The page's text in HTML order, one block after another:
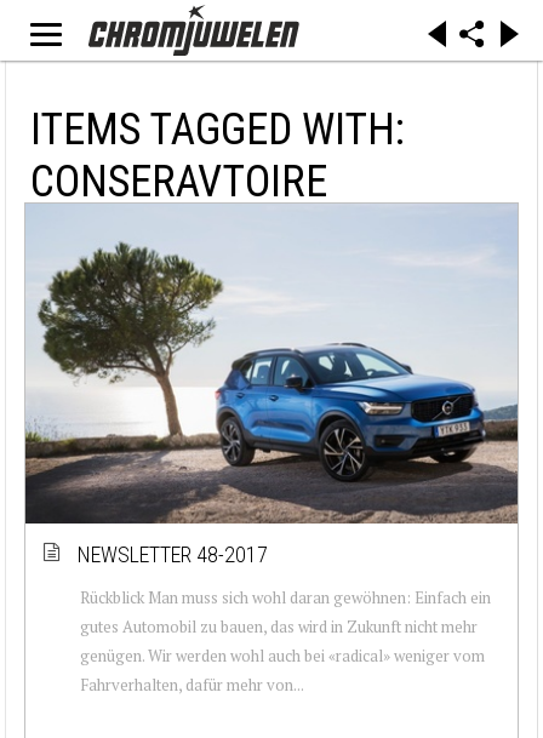
ITEMS TAGGED WITH:
CONSERAVTOIRE
NEWSLETTER 48-2017
Rückblick Man muss sich wohl daran gewöhnen: Einfach ein
gutes Automobil zu bauen, das wird in Zukunft nicht mehr
genügen. Wir werden wohl auch bei «radical» weniger vom
Fahrverhalten, dafür mehr von...